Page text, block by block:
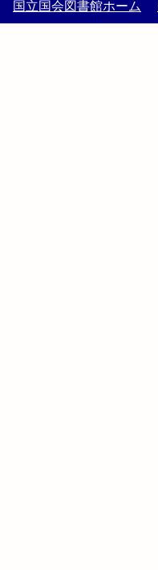
国立国会図書館ホーム